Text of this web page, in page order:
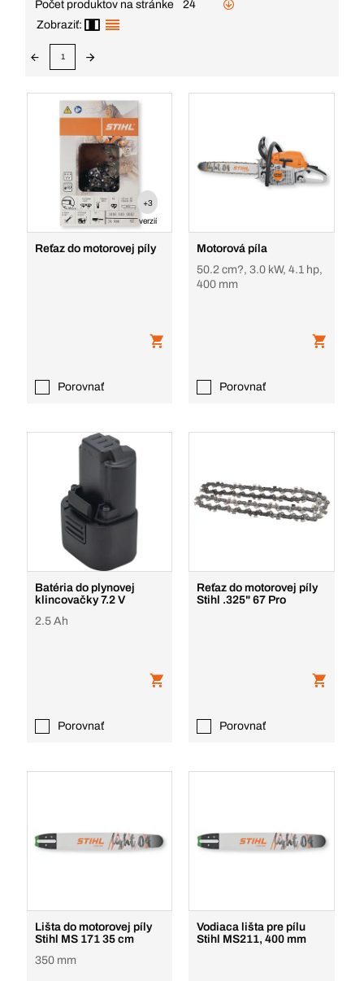
Počet produktov na stránke
24
Zobraziť:
1
+3
verzií
Reťaz do motorovej píly
Porovnať
Motorová píla
50.2 cm?, 3.0 kW, 4.1 hp,
400 mm
Porovnať
Batéria do plynovej
klincovačky 7.2 V
2.5 Ah
Porovnať
Reťaz do motorovej píly
Stihl .325" 67 Pro
Porovnať
Lišta do motorovej píly
Stihl MS 171 35 cm
350 mm
Vodiaca lišta pre pílu
Stihl MS211, 400 mm